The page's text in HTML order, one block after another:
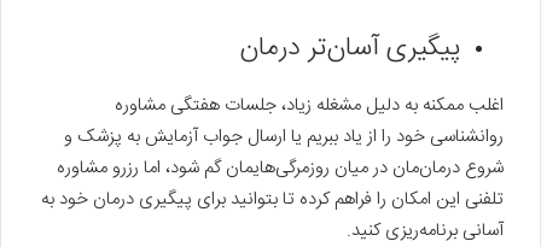
پیگیری آسان‌تر درمان
اغلب ممکنه به دلیل مشغله زیاد، جلسات هفتگی مشاوره
روانشناسی خود را از یاد ببریم یا ارسال جواب آزمایش به پزشک و
شروع درمان‌مان در میان روزمرگی‌هایمان گم شود، اما رزرو مشاوره
تلفنی این امکان را فراهم کرده تا بتوانید برای پیگیری درمان خود به
آسانی برنامه‌ریزی کنید.